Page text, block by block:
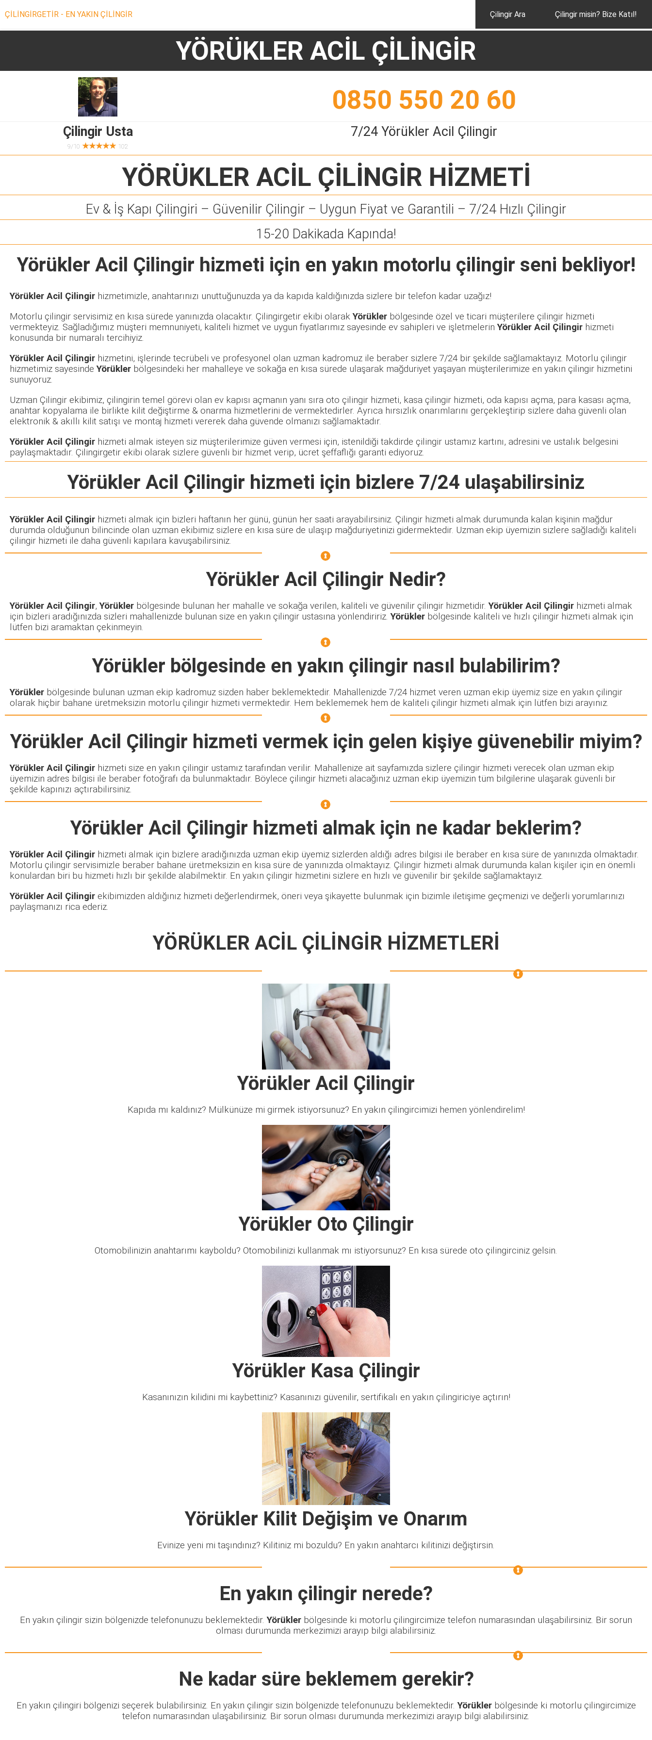
ÇİLİNGİRGETİR - EN YAKIN ÇİLİNGİR Çilingir Ara Çilingir misin? Bize Katıl!
YÖRÜKLER ACİL ÇİLİNGİR
0850 550 20 60
Çilingir Usta
9/10 ★★★★★ 102
7/24 Yörükler Acil Çilingir
YÖRÜKLER ACİL ÇİLİNGİR HİZMETİ
Ev & İş Kapı Çilingiri – Güvenilir Çilingir – Uygun Fiyat ve Garantili – 7/24 Hızlı Çilingir
15-20 Dakikada Kapında!
Yörükler Acil Çilingir hizmeti için en yakın motorlu çilingir seni bekliyor!
Yörükler Acil Çilingir hizmetimizle, anahtarınızı unuttuğunuzda ya da kapıda kaldığınızda sizlere bir telefon kadar uzağız!
Motorlu çilingir servisimiz en kısa sürede yanınızda olacaktır. Çilingirgetir ekibi olarakYörükler bölgesinde özel ve ticari müşterilere çilingir hizmeti
vermekteyiz. Sağladığımız müşteri memnuniyeti, kaliteli hizmet ve uygun fiyatlarımız sayesinde ev sahipleri ve işletmelerinYörükler Acil Çilingir hizmeti
konusunda bir numaralı tercihiyiz.
Yörükler Acil Çilingir hizmetini, işlerinde tecrübeli ve profesyonel olan uzman kadromuz ile beraber sizlere 7/24 bir şekilde sağlamaktayız. Motorlu çilingir
hizmetimiz sayesindeYörükler bölgesindeki her mahalleye ve sokağa en kısa sürede ulaşarak mağduriyet yaşayan müşterilerimize en yakın çilingir hizmetini
sunuyoruz.
Uzman Çilingir ekibimiz, çilingirin temel görevi olan ev kapısı açmanın yanı sıra oto çilingir hizmeti, kasa çilingir hizmeti, oda kapısı açma, para kasası açma,
anahtar kopyalama ile birlikte kilit değiştirme & onarma hizmetlerini de vermektedirler. Ayrıca hırsızlık onarımlarını gerçekleştirip sizlere daha güvenli olan
elektronik & akıllı kilit satışı ve montaj hizmeti vererek daha güvende olmanızı sağlamaktadır.
Yörükler Acil Çilingir hizmeti almak isteyen siz müşterilerimize güven vermesi için, istenildiği takdirde çilingir ustamız kartını, adresini ve ustalık belgesini
paylaşmaktadır. Çilingirgetir ekibi olarak sizlere güvenli bir hizmet verip, ücret şeffaflığı garanti ediyoruz.
Yörükler Acil Çilingir hizmeti için bizlere 7/24 ulaşabilirsiniz
Yörükler Acil Çilingir hizmeti almak için bizleri haftanın her günü, günün her saati arayabilirsiniz. Çilingir hizmeti almak durumunda kalan kişinin mağdur
durumda olduğunun bilincinde olan uzman ekibimiz sizlere en kısa süre de ulaşıp mağduriyetinizi gidermektedir. Uzman ekip üyemizin sizlere sağladığı kaliteli
çilingir hizmeti ile daha güvenli kapılara kavuşabilirsiniz.
Yörükler Acil Çilingir Nedir?
Yörükler Acil Çilingir,Yörükler bölgesinde bulunan her mahalle ve sokağa verilen, kaliteli ve güvenilir çilingir hizmetidir.Yörükler Acil Çilingir hizmeti almak
için bizleri aradığınızda sizleri mahallenizde bulunan size en yakın çilingir ustasına yönlendiririz.Yörükler bölgesinde kaliteli ve hızlı çilingir hizmeti almak için
lütfen bizi aramaktan çekinmeyin.
Yörükler bölgesinde en yakın çilingir nasıl bulabilirim?
Yörükler bölgesinde bulunan uzman ekip kadromuz sizden haber beklemektedir. Mahallenizde 7/24 hizmet veren uzman ekip üyemiz size en yakın çilingir
olarak hiçbir bahane üretmeksizin motorlu çilingir hizmeti vermektedir. Hem beklememek hem de kaliteli çilingir hizmeti almak için lütfen bizi arayınız.
Yörükler Acil Çilingir hizmeti vermek için gelen kişiye güvenebilir miyim?
Yörükler Acil Çilingir hizmeti size en yakın çilingir ustamız tarafından verilir. Mahallenize ait sayfamızda sizlere çilingir hizmeti verecek olan uzman ekip
üyemizin adres bilgisi ile beraber fotoğrafı da bulunmaktadır. Böylece çilingir hizmeti alacağınız uzman ekip üyemizin tüm bilgilerine ulaşarak güvenli bir
şekilde kapınızı açtırabilirsiniz.
Yörükler Acil Çilingir hizmeti almak için ne kadar beklerim?
Yörükler Acil Çilingir hizmeti almak için bizlere aradığınızda uzman ekip üyemiz sizlerden aldığı adres bilgisi ile beraber en kısa süre de yanınızda olmaktadır.
Motorlu çilingir servisimizle beraber bahane üretmeksizin en kısa süre de yanınızda olmaktayız. Çilingir hizmeti almak durumunda kalan kişiler için en önemli
konulardan biri bu hizmeti hızlı bir şekilde alabilmektir. En yakın çilingir hizmetini sizlere en hızlı ve güvenilir bir şekilde sağlamaktayız.
Yörükler Acil Çilingir ekibimizden aldığınız hizmeti değerlendirmek, öneri veya şikayette bulunmak için bizimle iletişime geçmenizi ve değerli yorumlarınızı
paylaşmanızı rica ederiz.
YÖRÜKLER ACİL ÇİLİNGİR HİZMETLERİ
Yörükler Acil Çilingir
Kapıda mı kaldınız? Mülkünüze mi girmek istiyorsunuz? En yakın çilingircimizi hemen yönlendirelim!
Yörükler Oto Çilingir
Otomobilinizin anahtarımı kayboldu? Otomobilinizi kullanmak mı istiyorsunuz? En kısa sürede oto çilingirciniz gelsin.
Yörükler Kasa Çilingir
Kasanınızın kilidini mi kaybettiniz? Kasanınızı güvenilir, sertifikalı en yakın çilingiriciye açtırın!
Yörükler Kilit Değişim ve Onarım
Evinize yeni mi taşındınız? Kilitiniz mi bozuldu? En yakın anahtarcı kilitinizi değiştirsin.
En yakın çilingir nerede?
En yakın çilingir sizin bölgenizde telefonunuzu beklemektedir.Yörükler bölgesinde ki motorlu çilingircimize telefon numarasından ulaşabilirsiniz. Bir sorun
olması durumunda merkezimizi arayıp bilgi alabilirsiniz.
Ne kadar süre beklemem gerekir?
En yakın çilingiri bölgenizi seçerek bulabilirsiniz. En yakın çilingir sizin bölgenizde telefonunuzu beklemektedir.Yörüklerbölgesinde ki motorlu çilingircimize
telefon numarasından ulaşabilirsiniz. Bir sorun olması durumunda merkezimizi arayıp bilgi alabilirsiniz.